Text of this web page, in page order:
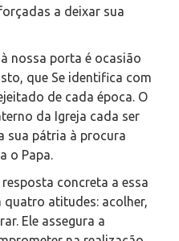
a deixar sua
nossa porta é ocasião
que Se identifica com
de cada época. O
da Igreja cada ser
sua pátria à procura
o Papa.
concreta a essa
quatro atitudes: acolher,
Ele assegura a